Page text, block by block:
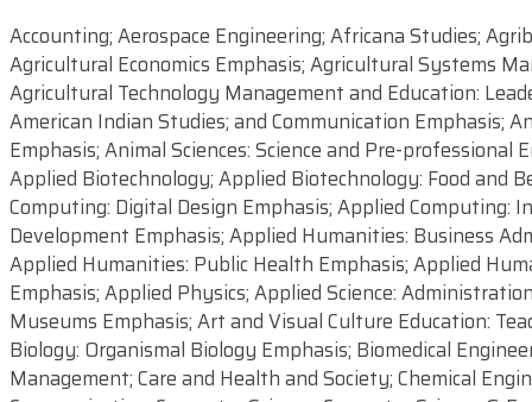
Accounting; Aerospace Engineering; Africana Studies; Agribusiness Economics and Management: Agribusiness Management Emphasis; Agribusiness Economics and Management: Agricultural Economics Emphasis; Agricultural Systems Management; Agricultural Technology Management and Education: Agricultural Technology Management Emphasis; Agricultural Technology Management and Education: Leadership and Communication Emphasis; Agricultural Technology Management and Education: Teaching Emphasis; Air; American Indian Studies; and Communication Emphasis; Animal Sciences: Animal Industry Emphasis; Animal Sciences: Equine Emphasis; Animal Sciences: Race Track Industry Emphasis; Animal Sciences: Science and Pre-professional Emphasis; Anthropology; Anthropology: Archaeological Sciences Emphasis; Anthropology: Human Biology Emphasis; Applied Biotechnology; Applied Biotechnology: Food and Beverage Fermentation Emphasis; Applied Biotechnology: Industrial Plant and Microbial Biotechnology Emphasis; Applied Computing: Digital Design Emphasis; Applied Computing: Information Management Emphasis; Applied Computing: Network Operations Emphasis; Applied Computing: Software Development Emphasis; Applied Humanities: Business Administration Emphasis; Applied Humanities: Fashion Studies Emphasis; Applied Humanities: Game Studies Emphasis; Applied Humanities: Public Health Emphasis; Applied Humanities: Rural Leadership and Renewal Emphasis; Applied Humanities: Spatial Organization and Design Thinking Emphasis; Applied Physics; Applied Science: Administration of Justice Emphasis; Arabic; Architectural Engineering; Architecture; Art and Visual Culture Education: Community Museums Emphasis; Art and Visual Culture Education: Teaching Emphasis; Art History; Arts; Astronomy; Biochemistry; Bioinformatics; Biology: Biomedical Sciences Emphasis; Biology: Organismal Biology Emphasis; Biomedical Engineering; Biosystems Analytics & Technology; Biosystems Engineering; Business Analytics; Business Economics; Business Management; Care and Health and Society; Chemical Engineering; Chemistry; Civil Engineering; Classics: Classical Civilization Emphasis; Classics: Classical Languages Emphasis; Communication; Computer Science; Computer Science & Engineering; Creative Writing; Criminal Justice Studies; Cyber Operations: Cyber Engineering Emphasis; Cyber Operations: Cyber Law and Policy Emphasis; Cyber Operations: Defense and Forensics Emphasis; Dance; Deaf Studies; Deaf Studies: Educational Interpreting Emphasis; Design Arts and Practice; Early Childhood; Early Childhood Education; East Asian Studies: Chinese Culture Emphasis; East Asian Studies: Chinese Language Emphasis; East Asian Studies: East Asian Cultural Studies Emphasis; East Asian Studies: Japanese Culture Emphasis; East Asian Studies: Japanese Language Emphasis; Ecology and Evolutionary Biology; Economics; Electrical and Computer Engineering (Computer Engineering Track); Electrical and Computer Engineering (Electrical Engineering Track); Elementary Education: Bilingual Emphasis; Elementary Education: English as a Second Language Emphasis; Emergency Medical Services; Engineering Management; English; Entrepreneurship; Environment and